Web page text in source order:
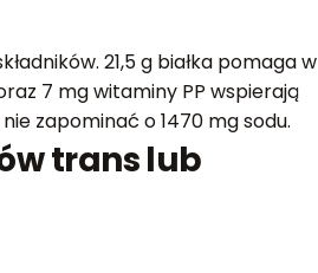
21,5 g białka pomaga w
7 mg witaminy PP wspierają
zapominać o 1470 mg sodu.
trans lub